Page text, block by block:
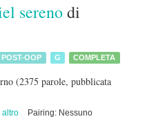
serenodi
POST-OOP G COMPLETA
(2375 parole, pubblicata
altro
Pairing: Nessuno